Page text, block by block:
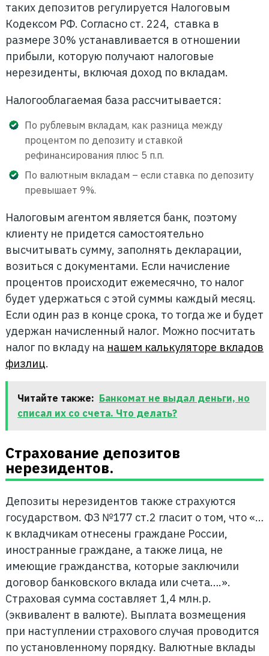
таких депозитов регулируется Налоговым
Кодексом РФ. Согласно ст. 224, ставка в
размере 30% устанавливается в отношении
прибыли, которую получают налоговые
нерезиденты, включая доход по вкладам.
Налогооблагаемая база рассчитывается:
По рублевым вкладам, как разница между
процентом по депозиту и ставкой
рефинансирования плюс 5 п.п.
По валютным вкладам – если ставка по депозиту
превышает 9%.
Налоговым агентом является банк, поэтому
клиенту не придется самостоятельно
высчитывать сумму, заполнять декларации,
возиться с документами. Если начисление
процентов происходит ежемесячно, то налог
будет удержаться с этой суммы каждый месяц.
Если один раз в конце срока, то тогда же и будет
удержан начисленный налог. Можно посчитать
налог по вкладу на нашем калькуляторе вкладов
физлиц.
Читайте также: Банкомат не выдал деньги, но
списал их со счета. Что делать?
Страхование депозитов
нерезидентов.
Депозиты нерезидентов также страхуются
государством. ФЗ №177 ст.2 гласит о том, что «…
к вкладчикам отнесены граждане России,
иностранные граждане, а также лица, не
имеющие гражданства, которые заключили
договор банковского вклада или счета….».
Страховая сумма составляет 1,4 млн.р.
(эквивалент в валюте). Выплата возмещения
при наступлении страхового случая проводится
по установленному порядку. Валютные вклады